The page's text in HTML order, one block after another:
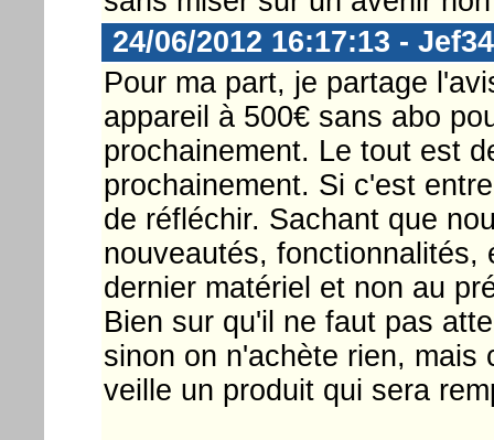
24/06/2012 16:17:13 - Jef34
Pour ma part, je partage
appareil à 500€ sans abo
prochainement. Le tout est
prochainement. Si c'est
de réfléchir. Sachant que
nouveautés, fonctionnalités,
dernier matériel et non au
Bien sur qu'il ne faut pas
sinon on n'achète rien,
veille un produit qui sera